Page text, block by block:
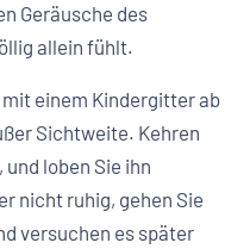
Geräusche des
allein fühlt.
einem Kindergitter ab
Sichtweite. Kehren
loben Sie ihn
nicht ruhig, gehen Sie
versuchen es später